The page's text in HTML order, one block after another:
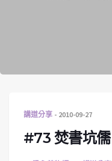
講道分享 2010-09-27
#73 焚書坑儒